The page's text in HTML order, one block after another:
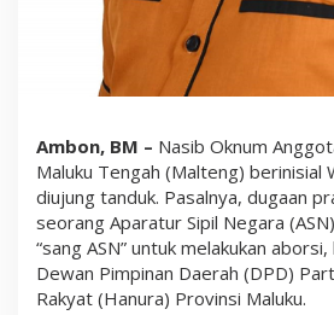
P
R
e
n
“
D
i
j
u
Ambon, BM – Nasib Oknum
Maluku Tengah (Malteng) berinisial
diujung tanduk. Pasalnya, dugaan
seorang Aparatur Sipil Negara
“sang ASN” untuk melakukan
Dewan Pimpinan Daerah (DPD)
Rakyat (Hanura) Provinsi Maluku.